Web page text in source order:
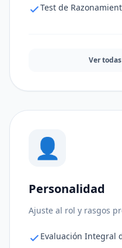
Test de
Ver
👤
Personalidad
Ajuste al rol y rasgos
Evaluación Integral